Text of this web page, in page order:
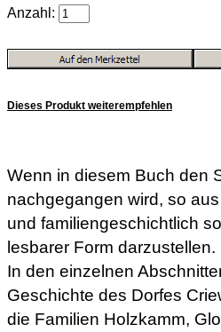
Anzahl:
Dieses Produkt weiterempfehlen
Wenn in diesem Buch den
nachgegangen wird, so
und familiengeschichtlich
lesbarer Form darzustellen.
In den einzelnen
Geschichte des Dorfes
die Familien Holzkamm,